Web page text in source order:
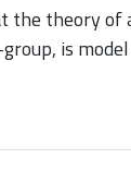
the theory
is